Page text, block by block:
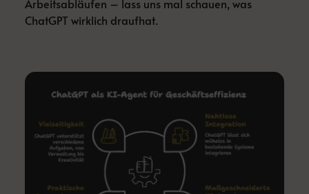
Arbeitsabläufen – lass uns mal schauen, was
ChatGPT wirklich draufhat.